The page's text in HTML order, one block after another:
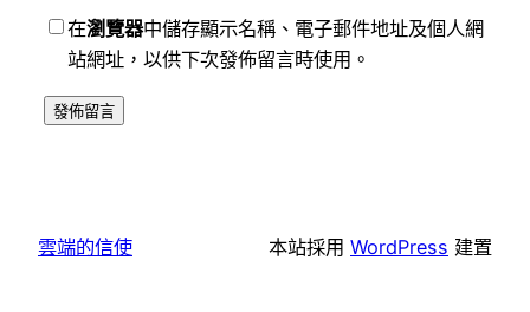
在瀏覽器中儲存顯示名稱、電子郵件地址及個人網
站網址，以供下次發佈留言時使用。
雲端的信使 本站採用 WordPress 建置